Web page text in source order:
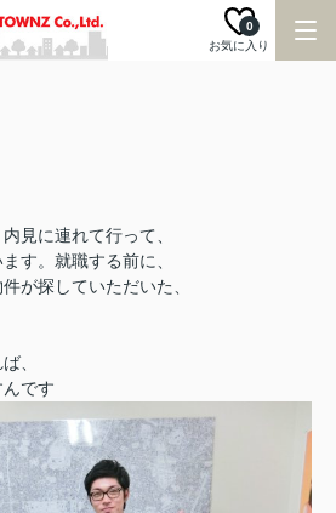
お気に入り
0
見に連れて行って、
す。就職する前に、
が探していただいた、
、
です